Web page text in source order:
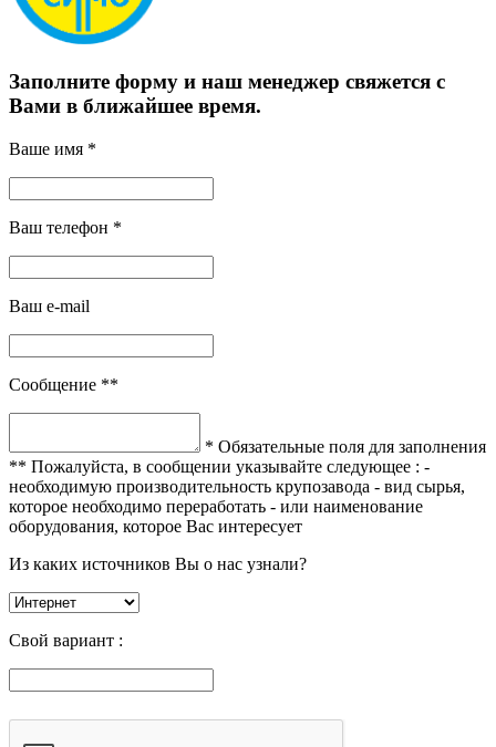
Заполните форму и наш менеджер свяжется с
Вами в ближайшее время.
Ваше имя *
Ваш телефон *
Ваш e-mail
Сообщение **
* Обязательные поля для заполнения
** Пожалуйста, в сообщении указывайте следующее : -
необходимую производительность крупозавода - вид сырья,
которое необходимо переработать - или наименование
оборудования, которое Вас интересует
Из каких источников Вы о нас узнали?
Свой вариант :